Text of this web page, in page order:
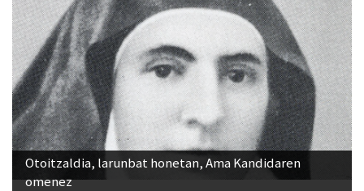
Otoitzaldia, larunbat honetan, Ama Kandidaren
omenez